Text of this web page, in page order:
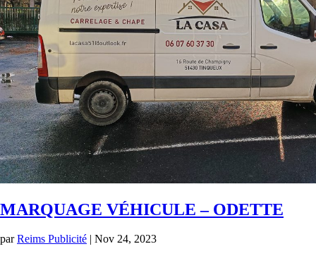
MARQUAGE VÉHICULE – ODETTE
parReims Publicité | Nov 24, 2023